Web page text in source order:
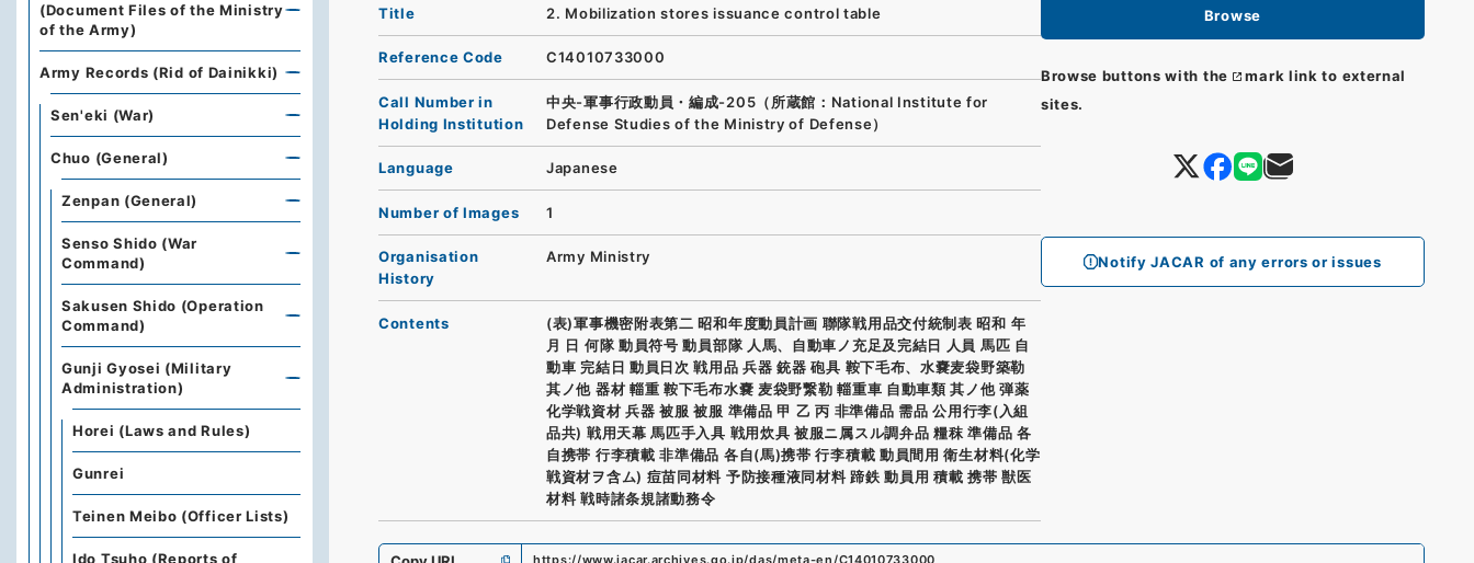
Browse
Browse buttons with the
mark link to external
sites.
Notify JACAR of any errors or issues
Title 2. Mobilization stores issuance control table
Reference Code C14010733000
Call Number in
Holding Institution
中央-軍事行政動員・編成-205（所蔵館：National Institute for
Defense Studies of the Ministry of Defense）
Language Japanese
Number of Images 1
Organisation
History
Army Ministry
Contents
(表)軍事機密附表第二 昭和年度動員計画 聯隊戦用品交付統制表 昭和 年
月 日 何隊 動員符号 動員部隊 人馬、自動車ノ充足及完結日 人員 馬匹 自
動車 完結日 動員日次 戦用品 兵器 銃器 砲具 鞍下毛布、水嚢麦袋野築勒
其ノ他 器材 輜重 鞍下毛布水嚢 麦袋野繋勒 輜重車 自動車類 其ノ他 弾薬
化学戦資材 兵器 被服 被服 準備品 甲 乙 丙 非準備品 需品 公用行李(入組
品共) 戦用天幕 馬匹手入具 戦用炊具 被服ニ属スル調弁品 糧秣 準備品 各
自携帯 行李積載 非準備品 各自(馬)携帯 行李積載 動員間用 衛生材料(化学
戦資材ヲ含ム) 痘苗同材料 予防接種液同材料 蹄鉄 動員用 積載 携帯 獣医
材料 戦時諸条規諸動務令
https://www.jacar.archives.go.jp/das/meta-en/C14010733000
(Document Files of the Ministry
of the Army)
Army Records (Rid of Dainikki)
Sen'eki (War)
Chuo (General)
Zenpan (General)
Senso Shido (War
Command)
Sakusen Shido (Operation
Command)
Gunji Gyosei (Military
Administration)
Horei (Laws and Rules)
Gunrei
Teinen Meibo (Officer Lists)
Ido Tsuho (Reports of